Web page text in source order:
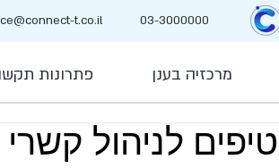
t.co.il 03-3000000
מרכזיה בענן פתרונות
טיפים לניהול